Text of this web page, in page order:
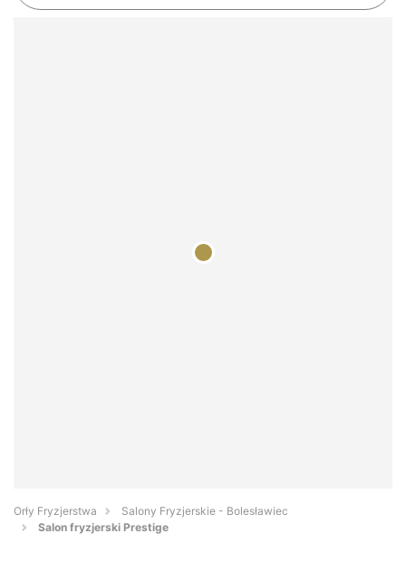
Orły Fryzjerstwa
Salony Fryzjerskie - Bolesławiec
Salon fryzjerski Prestige